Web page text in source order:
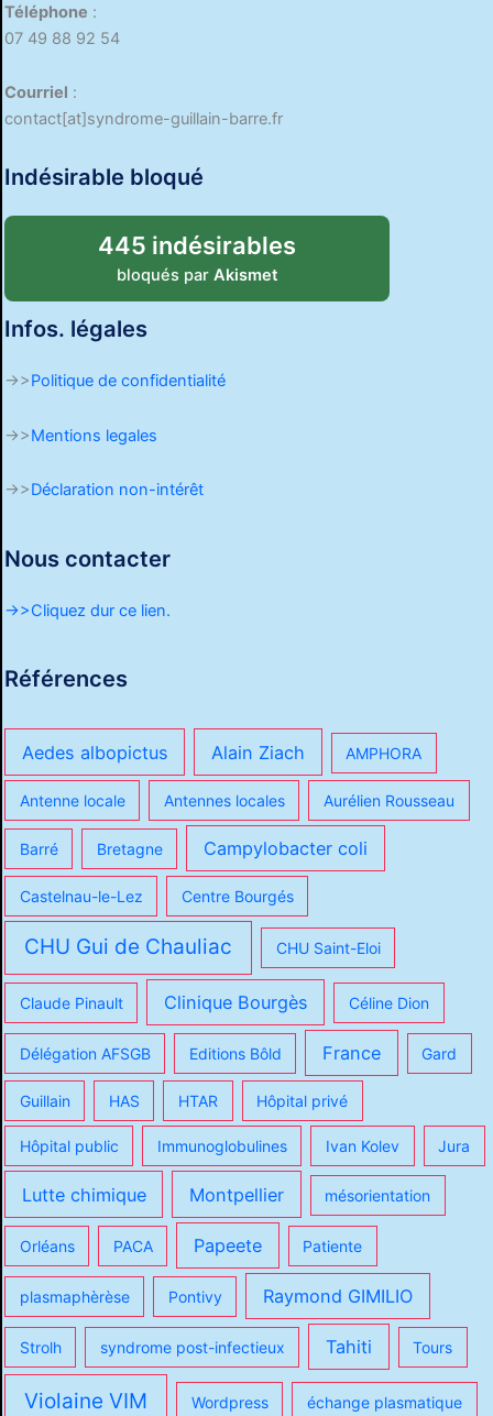
Téléphone :
07 49 88 92 54
Courriel :
contact[at]syndrome-guillain-barre.fr
Indésirable bloqué
445 indésirables
bloqués par Akismet
Infos. légales
->>Politique de confidentialité
->>Mentions legales
->>Déclaration non-intérêt
Nous contacter
->>Cliquez dur ce lien.
Références
Aedes albopictus Alain Ziach AMPHORA
Antenne locale Antennes locales Aurélien Rousseau
Barré Bretagne Campylobacter coli
Castelnau-le-Lez Centre Bourgés
CHU Gui de Chauliac CHU Saint-Eloi
Claude Pinault Clinique Bourgès Céline Dion
Délégation AFSGB Editions Bôld France Gard
Guillain HAS HTAR Hôpital privé
Hôpital public Immunoglobulines Ivan Kolev Jura
Lutte chimique Montpellier mésorientation
Orléans PACA Papeete Patiente
plasmaphèrèse Pontivy Raymond GIMILIO
Strolh syndrome post-infectieux Tahiti Tours
Violaine VIM Wordpress échange plasmatique